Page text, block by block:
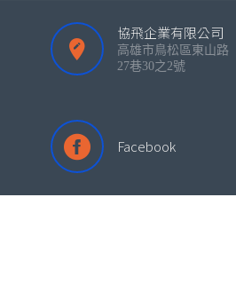
協飛企業有限公司
高雄市鳥松區東山路
27巷30之2號
Facebook